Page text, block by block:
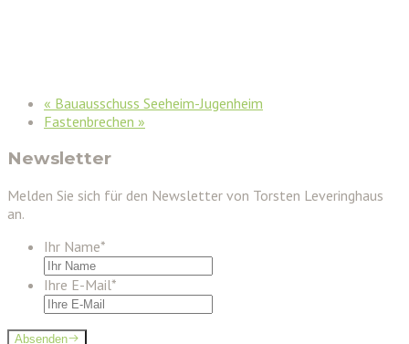
« Bauausschuss Seeheim-Jugenheim
Fastenbrechen »
Newsletter
Melden Sie sich für den Newsletter von Torsten Leveringhaus
an.
Ihr Name*
Ihre E-Mail*
Absenden